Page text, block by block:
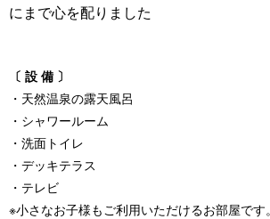
にまで心を配りました
〔 設 備 〕
・天然温泉の露天風呂
・シャワールーム
・洗面トイレ
・デッキテラス
・テレビ
※小さなお子様もご利用いただけるお部屋です。